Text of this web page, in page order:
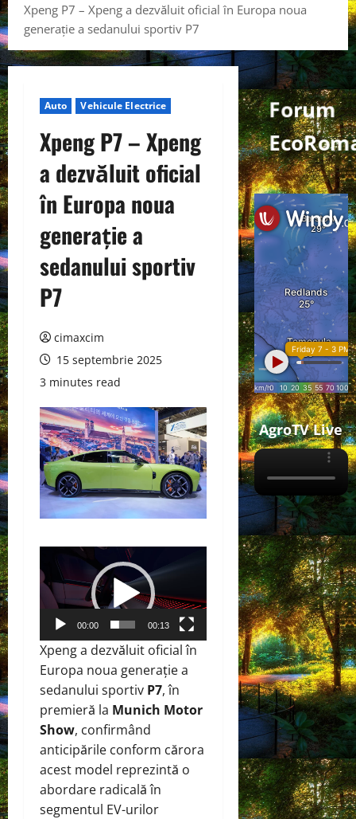
Xpeng P7 – Xpeng a dezvăluit oficial în Europa noua
generație a sedanului sportiv P7
Auto Vehicule Electrice
Xpeng P7 – Xpeng
a dezvăluit oficial
în Europa noua
generație a
sedanului sportiv
P7
cimaxcim
15 septembrie 2025
3 minutes read
video
00:00 00:13
Xpeng a dezvăluit oficial în
Europa noua generație a
sedanului sportiv P7, în
premieră la Munich Motor
Show, confirmând
anticipările conform cărora
acest model reprezintă o
abordare radicală în
segmentul EV-urilor
Forum
AgroTV Live